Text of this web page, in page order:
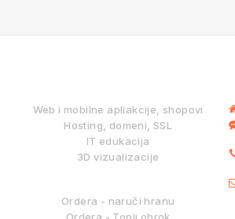
Web i mobilne apliakcije, shopovi
Hosting, domeni, SSL
IT edukacija
3D vizualizacije
Ordera - naruči hranu